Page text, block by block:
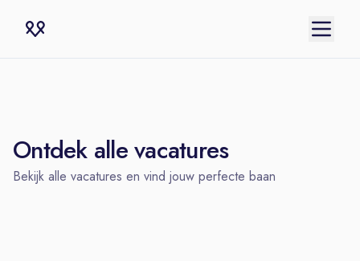
Ontdek alle vacatures
Bekijk alle vacatures en vind jouw perfecte baan